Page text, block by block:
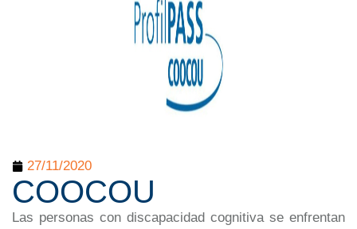
27/11/2020
COOCOU
Las personas con discapacidad cognitiva se enfrentan